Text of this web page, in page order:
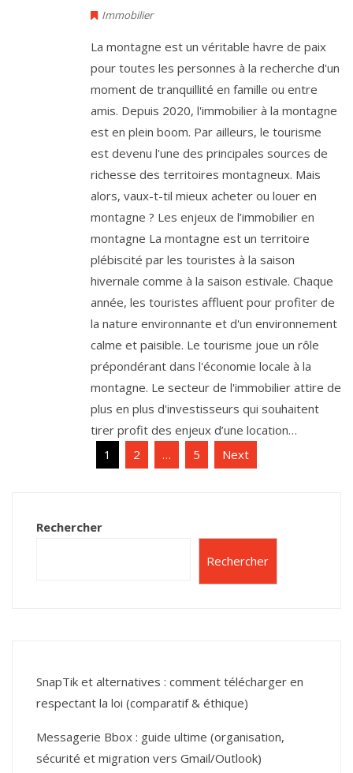
Immobilier
La montagne est un véritable havre de paix
pour toutes les personnes à la recherche d'un
moment de tranquillité en famille ou entre
amis. Depuis 2020, l'immobilier à la montagne
est en plein boom. Par ailleurs, le tourisme
est devenu l'une des principales sources de
richesse des territoires montagneux. Mais
alors, vaux-t-til mieux acheter ou louer en
montagne ? Les enjeux de l’immobilier en
montagne La montagne est un territoire
plébiscité par les touristes à la saison
hivernale comme à la saison estivale. Chaque
année, les touristes affluent pour profiter de
la nature environnante et d'un environnement
calme et paisible. Le tourisme joue un rôle
prépondérant dans l'économie locale à la
montagne. Le secteur de l'immobilier attire de
plus en plus d'investisseurs qui souhaitent
tirer profit des enjeux d’une location…
1 2 … 5 Next
Rechercher
Rechercher
SnapTik et alternatives : comment télécharger en
respectant la loi (comparatif & éthique)
Messagerie Bbox : guide ultime (organisation,
sécurité et migration vers Gmail/Outlook)